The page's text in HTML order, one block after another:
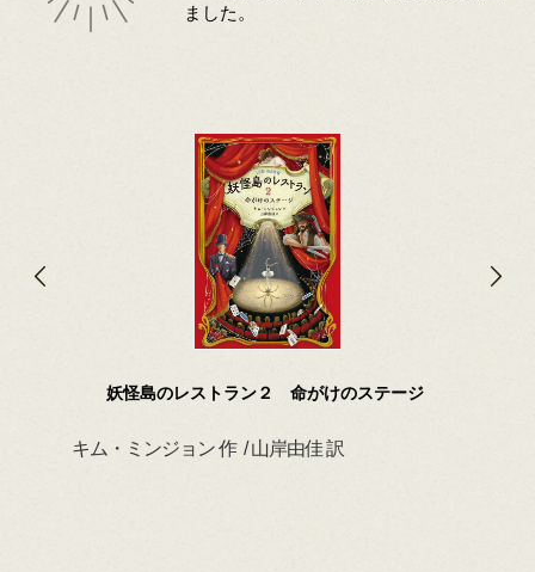
ました。
妖怪島のレストラン２ 命がけのステージ
キム・ミンジョン 作 / 山岸由佳 訳